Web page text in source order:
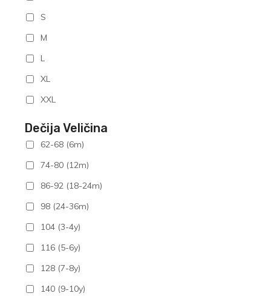
S
M
L
XL
XXL
Dečija Veličina
62-68 (6m)
74-80 (12m)
86-92 (18-24m)
98 (24-36m)
104 (3-4y)
116 (5-6y)
128 (7-8y)
140 (9-10y)